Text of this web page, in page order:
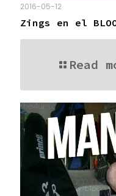
2016-05-12
Zings en el
Read